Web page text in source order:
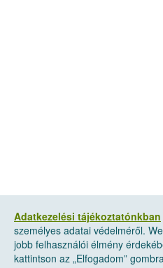
Adatkezelési tájékoztatónkban
személyes adatai védelméről.
jobb felhasználói élmény
kattintson az „Elfogadom”